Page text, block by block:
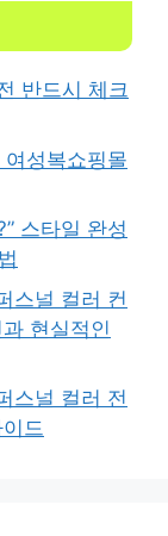
반드시 체크
여성복쇼핑몰
스타일 완성
스널 컬러 컨
현실적인
스널 컬러 전
드